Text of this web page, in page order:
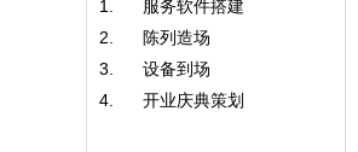
1. 服务软件搭建
2. 陈列造场
3. 设备到场
4. 开业庆典策划